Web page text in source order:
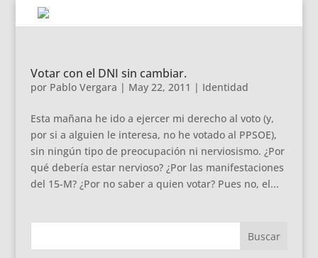
Votar con el DNI sin cambiar.
por Pablo Vergara | May 22, 2011 | Identidad
Esta mañana he ido a ejercer mi derecho al voto (y,
por si a alguien le interesa, no he votado al PPSOE),
sin ningún tipo de preocupación ni nerviosismo. ¿Por
qué debería estar nervioso? ¿Por las manifestaciones
del 15-M? ¿Por no saber a quien votar? Pues no, el...